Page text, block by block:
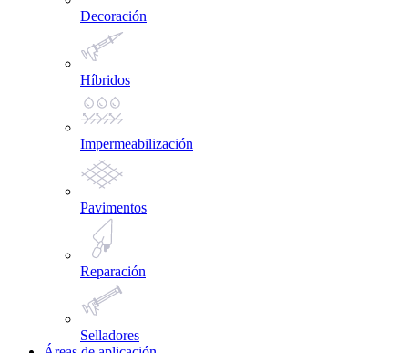
Decoración
Híbridos
Impermeabilización
Pavimentos
Reparación
Selladores